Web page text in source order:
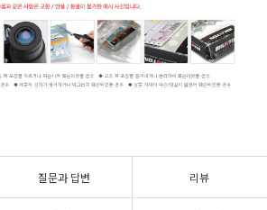
질문과 답변 리뷰